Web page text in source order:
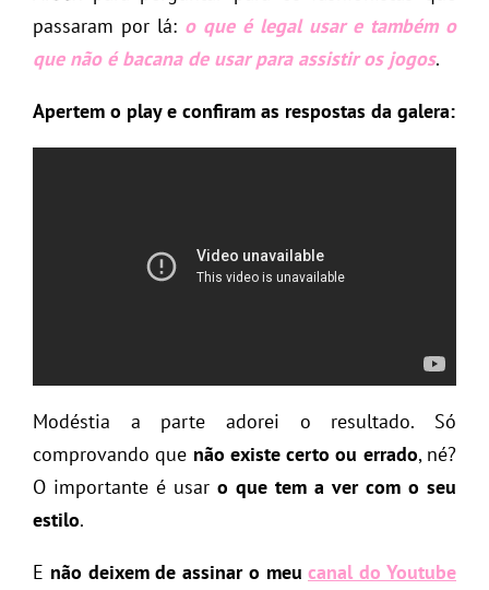
passaram por lá: o que é legal usar e também o
que não é bacana de usar para assistir os jogos.
Apertem o play e confiram as respostas da galera:
Modéstia a parte adorei o resultado. Só
comprovando que não existe certo ou errado, né?
O importante é usar o que tem a ver com o seu
estilo.
E não deixem de assinar o meucanal do Youtube